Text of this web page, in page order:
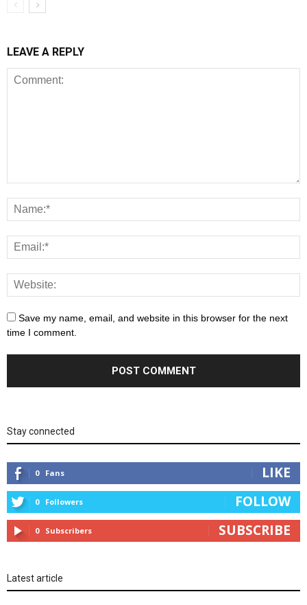
LEAVE A REPLY
Save my name, email, and website in this browser for the next
time I comment.
Stay connected
0 Fans LIKE
0 Followers FOLLOW
0 Subscribers SUBSCRIBE
Latest article